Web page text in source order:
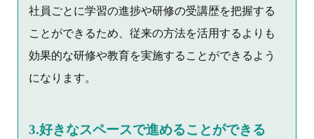
社員ごとに学習の進捗や研修の受講歴を把握する
ことができるため、従来の方法を活用するよりも
効果的な研修や教育を実施することができるよう
になります。
3.好きなスペースで進めることができる